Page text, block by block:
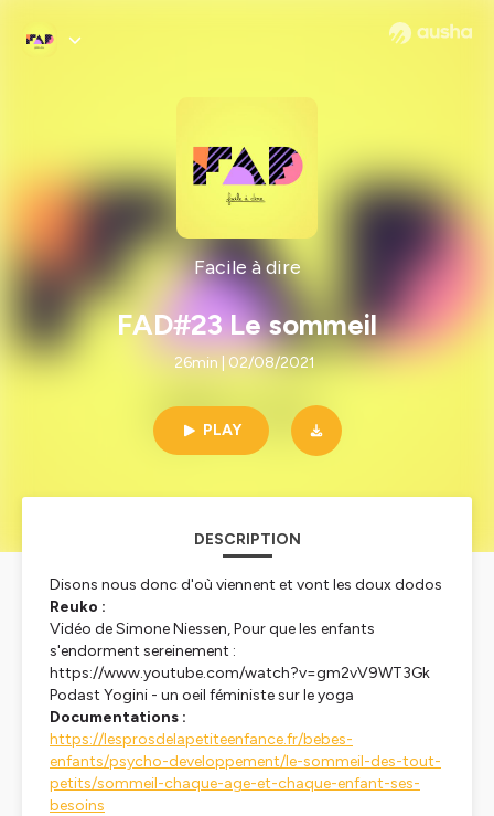
Facile à dire
FAD#23 Le sommeil
26min | 02/08/2021
PLAY
DESCRIPTION
Disons nous donc d'où viennent et vont les doux dodos
Reuko :
Vidéo de Simone Niessen, Pour que les enfants
s'endorment sereinement :
https://www.youtube.com/watch?v=gm2vV9WT3Gk
Podast Yogini - un oeil féministe sur le yoga
Documentations :
https://lesprosdelapetiteenfance.fr/bebes-
enfants/psycho-developpement/le-sommeil-des-tout-
petits/sommeil-chaque-age-et-chaque-enfant-ses-
besoins